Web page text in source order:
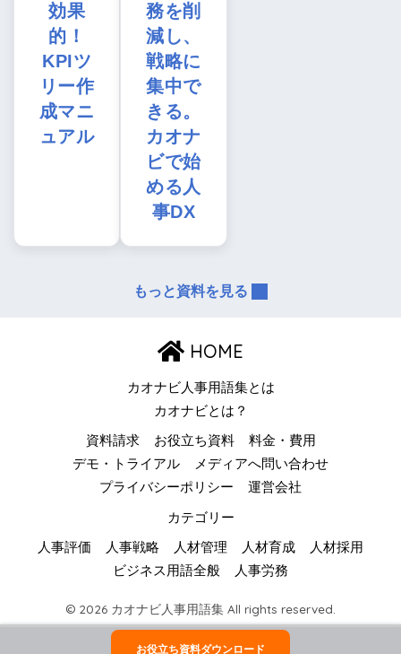
効果
的！
KPIツ
リー作
成マニ
ュアル
務を削
減し、
戦略に
集中で
きる。
カオナ
ビで始
める人
事DX
もっと資料を見る
HOME
カオナビ人事用語集とは
カオナビとは？
資料請求 お役立ち資料
料金・費用
デモ・トライアル
メディアへ問い合わせ
プライバシーポリシー
運営会社
カテゴリー
人事評価 人事戦略 人材管理 人材育成
人材採用
ビジネス用語全般
人事労務
© 2026 カオナビ人事用語集 All rights reserved.
お役立ち資料ダウンロード